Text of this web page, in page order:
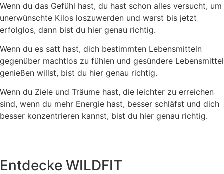
Wenn du das Gefühl hast, du hast schon alles versucht, um
unerwünschte Kilos loszuwerden und warst bis jetzt
erfolglos, dann bist du hier genau richtig.
Wenn du es satt hast, dich bestimmten Lebensmitteln
gegenüber machtlos zu fühlen und gesündere Lebensmittel
genießen willst, bist du hier genau richtig.
Wenn du Ziele und Träume hast, die leichter zu erreichen
sind, wenn du mehr Energie hast, besser schläfst und dich
besser konzentrieren kannst, bist du hier genau richtig.
Entdecke WILDFIT